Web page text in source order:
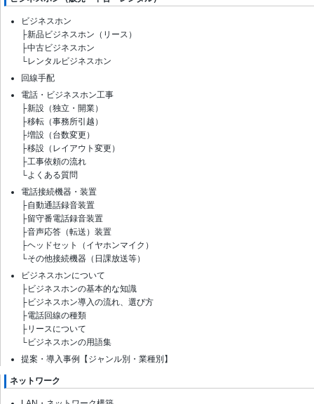
ビジネスホン
├新品ビジネスホン（リース）
├中古ビジネスホン
└レンタルビジネスホン
回線手配
電話・ビジネスホン工事
├新設（独立・開業）
├移転（事務所引越）
├増設（台数変更）
├移設（レイアウト変更）
├工事依頼の流れ
└よくある質問
電話接続機器・装置
├自動通話録音装置
├留守番電話録音装置
├音声応答（転送）装置
├ヘッドセット（イヤホンマイク）
└その他接続機器（日課放送等）
ビジネスホンについて
├ビジネスホンの基本的な知識
├ビジネスホン導入の流れ、選び方
├電話回線の種類
├リースについて
└ビジネスホンの用語集
提案・導入事例【ジャンル別・業種別】
ネットワーク